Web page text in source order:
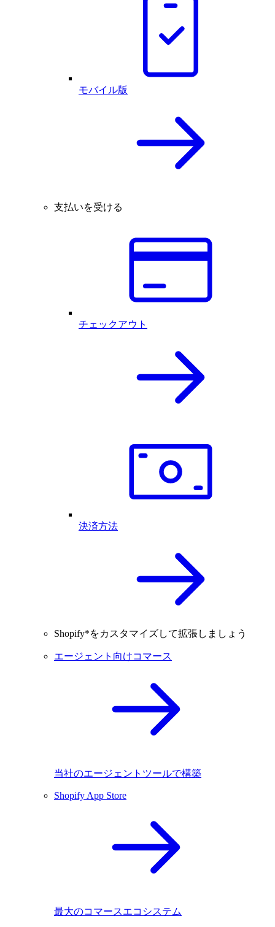
モバイル版
支払いを受ける
チェックアウト
決済方法
Shopify*をカスタマイズして拡張しましょう
エージェント向けコマース
当社のエージェントツールで構築
Shopify App Store
最大のコマースエコシステム